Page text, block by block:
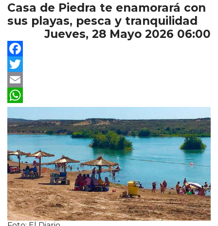
Casa de Piedra te enamorará con
sus playas, pesca y tranquilidad
Jueves, 28 Mayo 2026 06:00
Facebook
Twitter
Email
WhatsApp